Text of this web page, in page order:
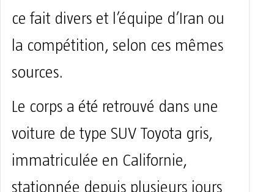
ce fait divers et l’équipe d’Iran ou
la compétition, selon ces mêmes
sources.
Le corps a été retrouvé dans une
voiture de type SUV Toyota gris,
immatriculée en Californie,